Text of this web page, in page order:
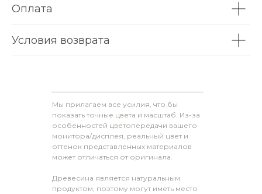
Оплата
Условия возврата
Мы прилагаем все усилия, что бы
показать точные цвета и масштаб. Из-за
особенностей цветопередачи вашего
монитора/дисплея, реальный цвет и
оттенок представленных материалов
может отличаться от оригинала.
Древесина является натуральным
продуктом, поэтому могут иметь место